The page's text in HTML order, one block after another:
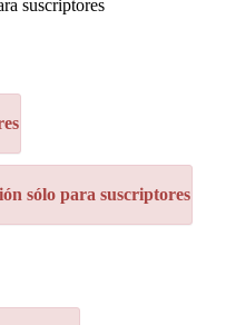
suscriptores
sólo para suscriptores